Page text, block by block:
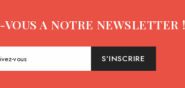
A NOTRE NEWSLETTER !
vous S'INSCRIRE